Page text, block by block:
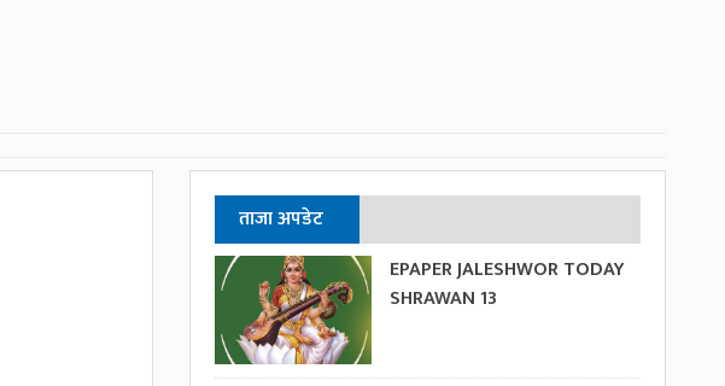
ताजा अपडेट
EPAPER JALESHWOR TODAY
SHRAWAN 13